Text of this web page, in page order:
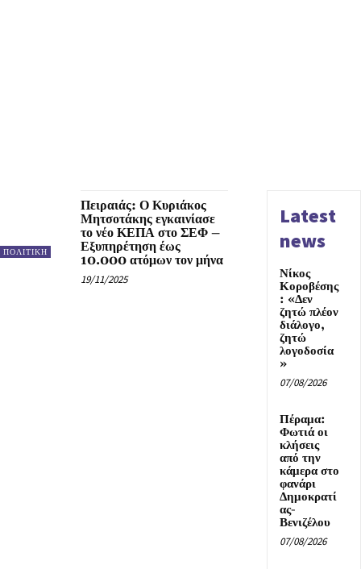
ΠΟΛΙΤΙΚΗ
Πειραιάς: Ο Κυριάκος
Μητσοτάκης εγκαινίασε
το νέο ΚΕΠΑ στο ΣΕΦ –
Εξυπηρέτηση έως
10.000 ατόμων τον μήνα
19/11/2025
Latest
news
Νίκος
Κοροβέσης
: «Δεν
ζητώ πλέον
διάλογο,
ζητώ
λογοδοσία
»
07/08/2026
Πέραμα:
Φωτιά οι
κλήσεις
από την
κάμερα στο
φανάρι
Δημοκρατί
ας-
Βενιζέλου
07/08/2026